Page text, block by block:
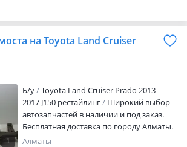
необходимые запчасти, предложим
качеству, а также выполним
совместимость и актуальную стоимость
уточняйте перед заказом. Также
техническое обслуживание
автомобилей. При установке запчастей
в нашем автосервисе предоставляется
гарантия от 3 до 6 месяцев. Работаем
без выходных. Поможем подобрать
на Toyota Land Cruiser
1
Б/y
Toyota Land Cruiser Prado 2013 -
2017 J150 рестайлинг
Широкий выбор
автозапчастей в наличии и под заказ.
Бесплатная доставка по городу Алматы.
Отправка в любые регионы Казахстана
Алматы